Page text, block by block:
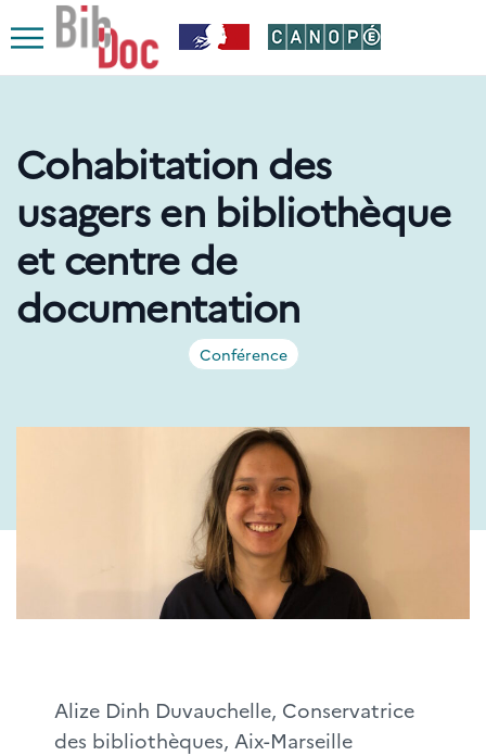
Cohabitation des
usagers en bibliothèque
et centre de
documentation
Conférence
Alize Dinh Duvauchelle, Conservatrice
des bibliothèques, Aix-Marseille
Le respect de votre vie privée est notre priorité